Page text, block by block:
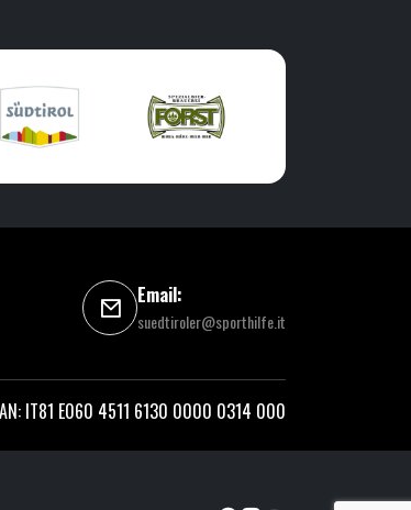
Email:
suedtiroler@sporthilfe.it
IT81 E060 4511 6130 0000 0314 000